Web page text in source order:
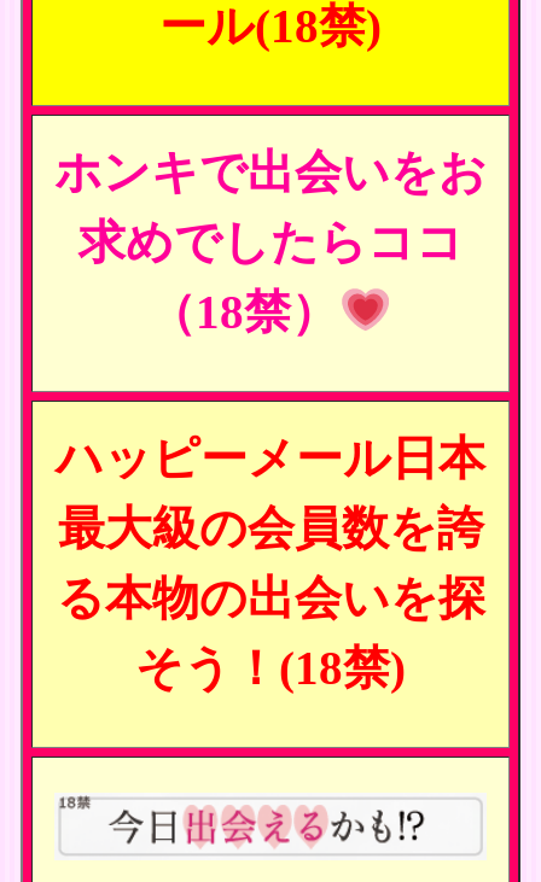
ール(18禁)
ホンキで出会いをお
求めでしたらココ
（18禁）
ハッピーメール日本
最大級の会員数を誇
る本物の出会いを探
そう！(18禁)